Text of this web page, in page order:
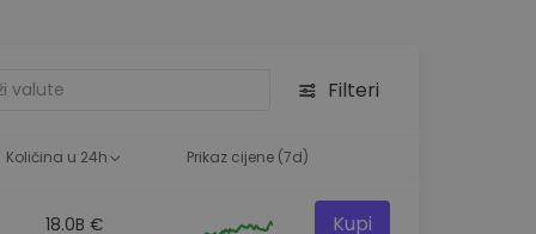
Filteri
Količina u 24h Prikaz cijene (7d)
18.0B € Kupi